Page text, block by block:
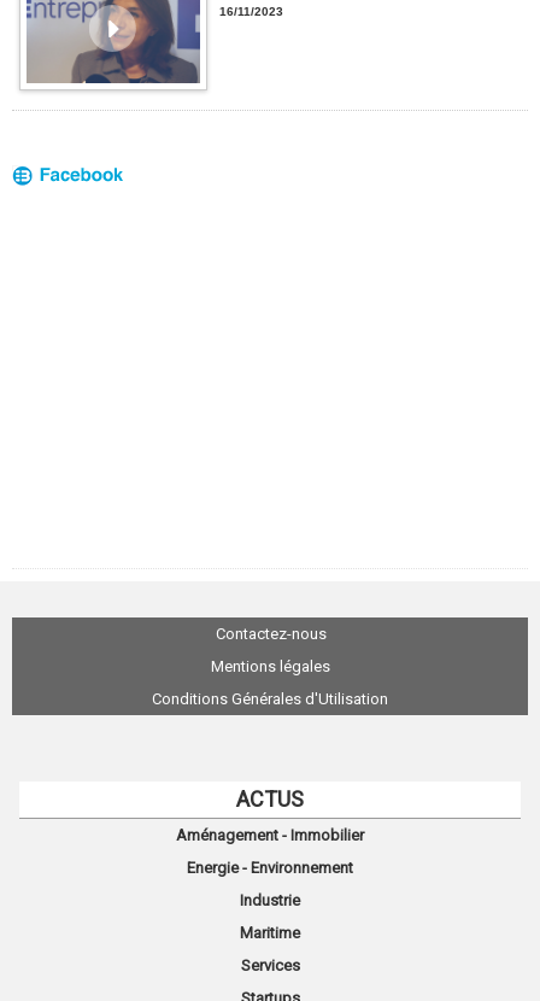
16/11/2023
Contactez-nous
Mentions légales
Conditions Générales d'Utilisation
ACTUS
Aménagement - Immobilier
Energie - Environnement
Industrie
Maritime
Services